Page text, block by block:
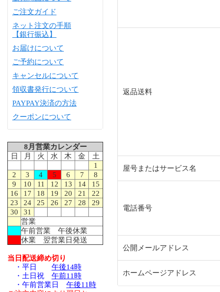
ご注文ガイド
ネット注文の手順
【銀行振込】
お届けについて
ご予約について
キャンセルについて
領収書発行について
PAYPAY決済の方法
クーポンについて
8月営業カレンダー
日
月 火 水 木 金
土
1
2
3 4 5 6 7
8
9
10 11 12 13 14
15
16
17 18 19 20 21
22
23
24 25 26 27 28
29
30
31
営業
午前営業 午後休業
休業 翌営業日発送
当日配送締め切り
・平日 午後14時
・土日祝 午前11時
・午前営業日 午後11時
返品送料
屋号またはサービス名
電話番号
公開メールアドレス
ホームページアドレス